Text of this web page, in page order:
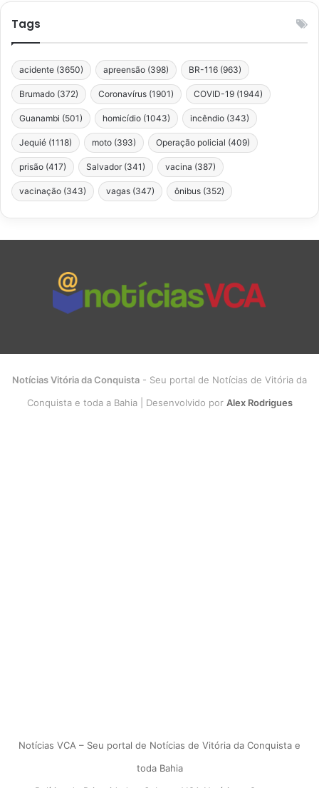
Tags
acidente (3650) apreensão (398) BR-116 (963)
Brumado (372) Coronavírus (1901) COVID-19 (1944)
Guanambi (501) homicídio (1043) incêndio (343)
Jequié (1118) moto (393) Operação policial (409)
prisão (417) Salvador (341) vacina (387)
vacinação (343) vagas (347) ônibus (352)
Notícias Vitória da Conquista - Seu portal de Notícias de Vitória da
Conquista e toda a Bahia | Desenvolvido por Alex Rodrigues
Notícias VCA – Seu portal de Notícias de Vitória da Conquista e
toda Bahia